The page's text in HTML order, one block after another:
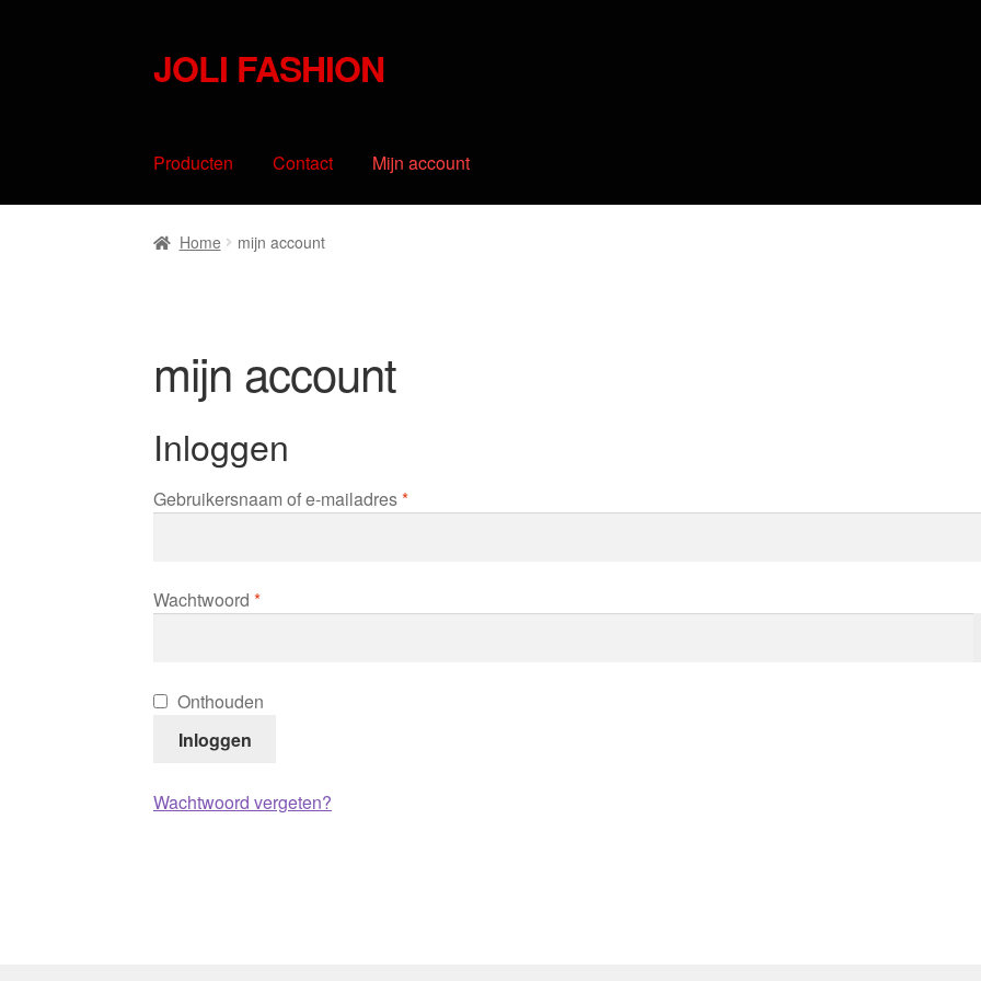
Skip
to
Skip
to
JOLI FASHION
Producten Contact Mijn account
Home mijn account
mijn account
Inloggen
Gebruikersnaam of e-mailadres*Verplicht
Wachtwoord*Verplicht
Onthouden
Inloggen
Wachtwoord vergeten?